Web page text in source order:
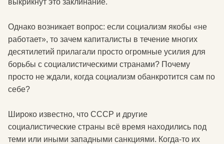
Однако возникает вопрос: если социализм якобы «не
работает», то зачем капиталисты в течение многих
десятилетий прилагали просто огромные усилия для
борьбы с социалистическими странами? Почему
просто не ждали, когда социализм обанкротится сам по
себе?
Широко известно, что СССР и другие
социалистические страны всё время находились под
теми или иными западными санкциями. Когда-то их